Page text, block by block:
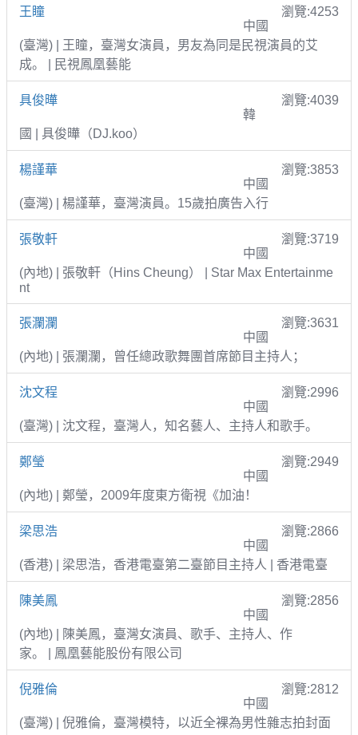
王瞳
瀏覽:4253
中國
(臺灣) | 王瞳，臺灣女演員，男友為同是民視演員的艾
成。 | 民視鳳凰藝能
具俊曄
瀏覽:4039
韓
國 | 具俊曄（DJ.koo）
楊謹華
瀏覽:3853
中國
(臺灣) | 楊謹華，臺灣演員。15歲拍廣告入行
張敬軒
瀏覽:3719
中國
(內地) | 張敬軒（Hins Cheung） | Star Max Entertainme
nt
張瀾瀾
瀏覽:3631
中國
(內地) | 張瀾瀾，曾任總政歌舞團首席節目主持人；
沈文程
瀏覽:2996
中國
(臺灣) | 沈文程，臺灣人，知名藝人、主持人和歌手。
鄭瑩
瀏覽:2949
中國
(內地) | 鄭瑩，2009年度東方衛視《加油！
梁思浩
瀏覽:2866
中國
(香港) | 梁思浩，香港電臺第二臺節目主持人 | 香港電臺
陳美鳳
瀏覽:2856
中國
(內地) | 陳美鳳，臺灣女演員、歌手、主持人、作
家。 | 鳳凰藝能股份有限公司
倪雅倫
瀏覽:2812
中國
(臺灣) | 倪雅倫，臺灣模特，以近全裸為男性雜志拍封面